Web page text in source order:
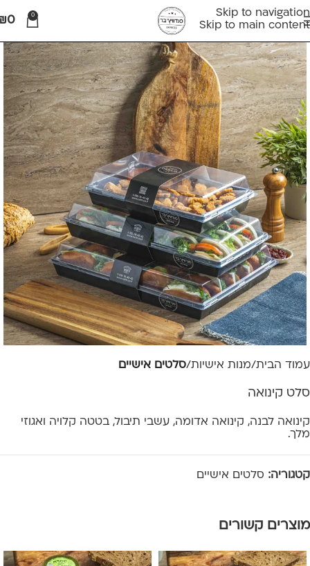
Skip to navigation
Skip to main content
0
0
עמוד הבית מנות אישיות סלטים אישיים
סלט קינואה
קינואה לבנה, קינואה אדומה, עשבי תיבול, בטטה קלויה ואגוזי
מלך.
קטגוריה: סלטים אישיים
מוצרים קשורים